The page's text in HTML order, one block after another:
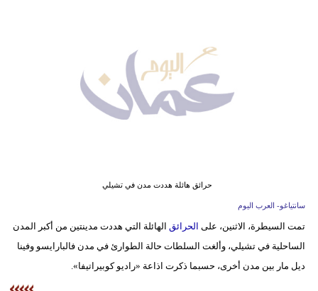
علوم
وتكنولوجيا
حرائق هائلة هددت مدن في تشيلي
سانتياغو- العرب اليوم
تمت السيطرة، الاثنين، على الحرائق الهائلة التي هددت مدينتين من أكبر المدن
الساحلية في تشيلي، وألغت السلطات حالة الطوارئ في مدن فالبارايسو وفينا
ديل مار بين مدن أخرى، حسبما ذكرت اذاعة «راديو كوبيراتيفا».